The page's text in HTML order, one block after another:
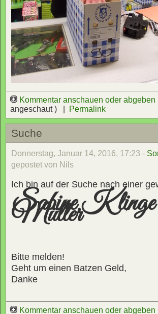
Kommentar anschauen oder abgeben
angeschaut ) |
Permalink
Suche
Donnerstag, Januar 14, 2016, 17:23 -
gepostet von Nils
Ich bin auf der Suche nach einer
Sabine
Müller
Bitte melden!
Geht um einen Batzen Geld,
Danke
Kommentar anschauen oder abgeben